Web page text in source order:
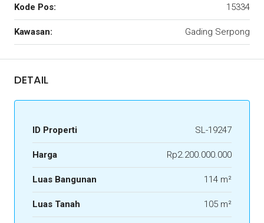
Kode Pos: 15334
Kawasan: Gading Serpong
DETAIL
ID Properti SL-19247
Harga Rp2.200.000.000
Luas Bangunan 114 m²
Luas Tanah 105 m²